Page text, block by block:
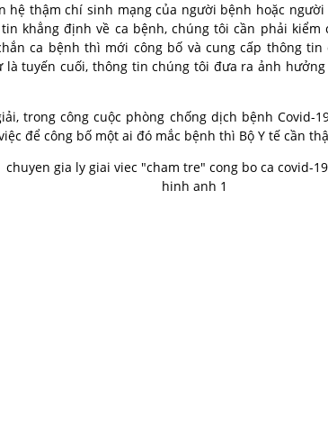
hệ thậm chí sinh mạng của người bệnh hoặc
khẳng định về ca bệnh, chúng tôi cần phải kiểm
ca bệnh thì mới công bố và cung cấp thông
là tuyến cuối, thông tin chúng tôi đưa ra ảnh
trong công cuộc phòng chống dịch bệnh Covid-
để công bố một ai đó mắc bệnh thì Bộ Y tế cần